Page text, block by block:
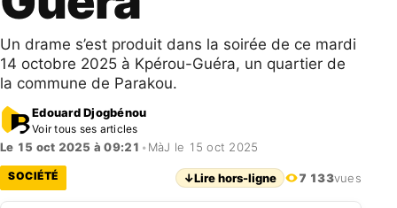
Un drame s’est produit dans la soirée de ce mardi
14 octobre 2025 à Kpérou-Guéra, un quartier de
la commune de Parakou.
Edouard Djogbénou
Voir tous ses articles
Le 15 oct 2025 à 09:21 • MàJ le 15 oct 2025
SOCIÉTÉ ↓Lire hors-ligne 7 133vues